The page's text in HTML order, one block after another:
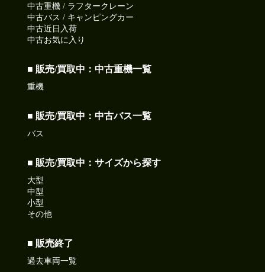
中古重機 / ラフタークレーン
中古バス / キャンピングカー
中古近日入荷
中古お気に入り
■ 販売/買取中：中古重機一覧
重機
■ 販売/買取中：中古バス一覧
バス
■ 販売/買取中：サイズから探す
大型
中型
小型
その他
■ 販売終了
過去車両一覧